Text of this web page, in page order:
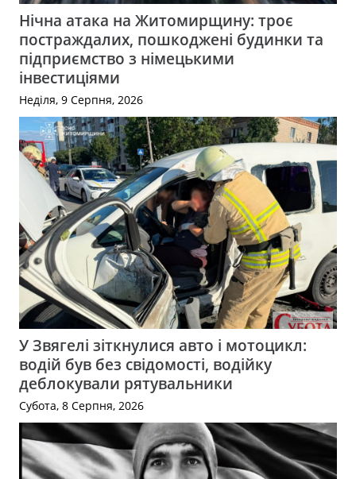
Нічна атака на Житомирщину: троє
постраждалих, пошкоджені будинки та
підприємство з німецькими
інвестиціями
Неділя, 9 Серпня, 2026
У Звягелі зіткнулися авто і мотоцикл:
водій був без свідомості, водійку
деблокували рятувальники
Субота, 8 Серпня, 2026